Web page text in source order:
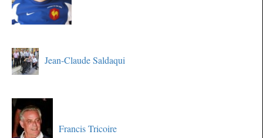
Jean-Claude Saldaqui
Francis Tricoire